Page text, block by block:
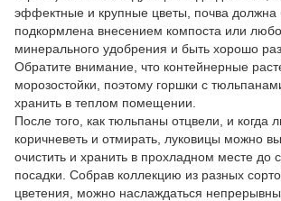
эффектные и крупные цветы, почва должна
подкормлена внесением компоста или
минерального удобрения и быть хорошо
Обратите внимание, что контейнерные
морозостойки, поэтому горшки с
хранить в теплом помещении.
После того, как тюльпаны отцвели, и когда
коричневеть и отмирать, луковицы можно
очистить и хранить в прохладном месте до
посадки. Собрав коллекцию из разных
цветения, можно наслаждаться